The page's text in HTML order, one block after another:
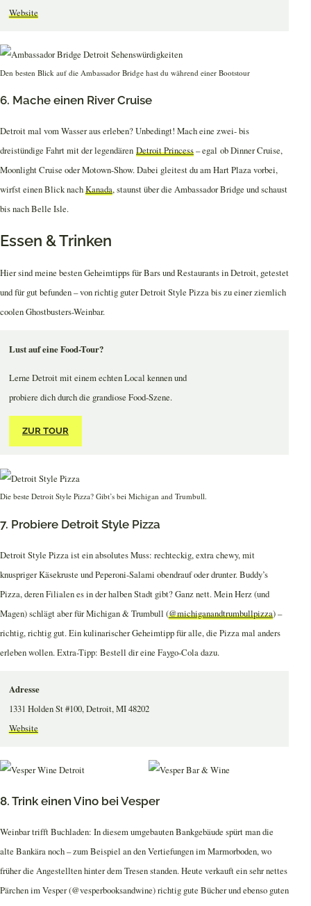
Website
Den besten Blick auf die Ambassador Bridge hast du während einer Bootstour
6. Mache einen River Cruise
Detroit mal vom Wasser aus erleben? Unbedingt! Mach eine zwei- bis
dreistündige Fahrt mit der legendären Detroit Princess– egal ob Dinner Cruise,
Moonlight Cruise oder Motown-Show. Dabei gleitest du am Hart Plaza vorbei,
wirfst einen Blick nachKanada, staunst über die Ambassador Bridge und schaust
bis nach Belle Isle.
Essen & Trinken
Hier sind meine besten Geheimtipps für Bars und Restaurants in Detroit, getestet
und für gut befunden – von richtig guter Detroit Style Pizza bis zu einer ziemlich
coolen Ghostbusters-Weinbar.
Lust auf eine Food-Tour?
Lerne Detroit mit einem echten Local kennen und
probiere dich durch die grandiose Food-Szene.
ZUR TOUR
Die beste Detroit Style Pizza? Gibt’s bei Michigan and Trumbull.
7. Probiere Detroit Style Pizza
Detroit Style Pizza ist ein absolutes Muss: rechteckig, extra chewy, mit
knuspriger Käsekruste und Peperoni-Salami obendrauf oder drunter. Buddy’s
Pizza, deren Filialen es in der halben Stadt gibt? Ganz nett. Mein Herz (und
Magen) schlägt aber für Michigan & Trumbull (@michiganandtrumbullpizza) –
richtig, richtig gut. Ein kulinarischer Geheimtipp für alle, die Pizza mal anders
erleben wollen. Extra-Tipp: Bestell dir eine Faygo-Cola dazu.
Adresse
1331 Holden St #100, Detroit, MI 48202
Website
8. Trink einen Vino bei Vesper
Weinbar trifft Buchladen: In diesem umgebauten Bankgebäude spürt man die
alte Bankära noch – zum Beispiel an den Vertiefungen im Marmorboden, wo
früher die Angestellten hinter dem Tresen standen. Heute verkauft ein sehr nettes
Pärchen im Vesper (@vesperbooksandwine) richtig gute Bücher und ebenso guten